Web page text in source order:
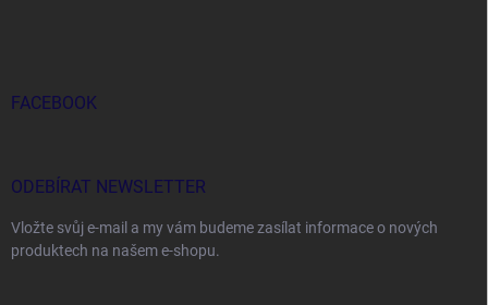
FACEBOOK
ODEBÍRAT NEWSLETTER
Vložte svůj e-mail a my vám budeme zasílat informace o nových
produktech na našem e-shopu.